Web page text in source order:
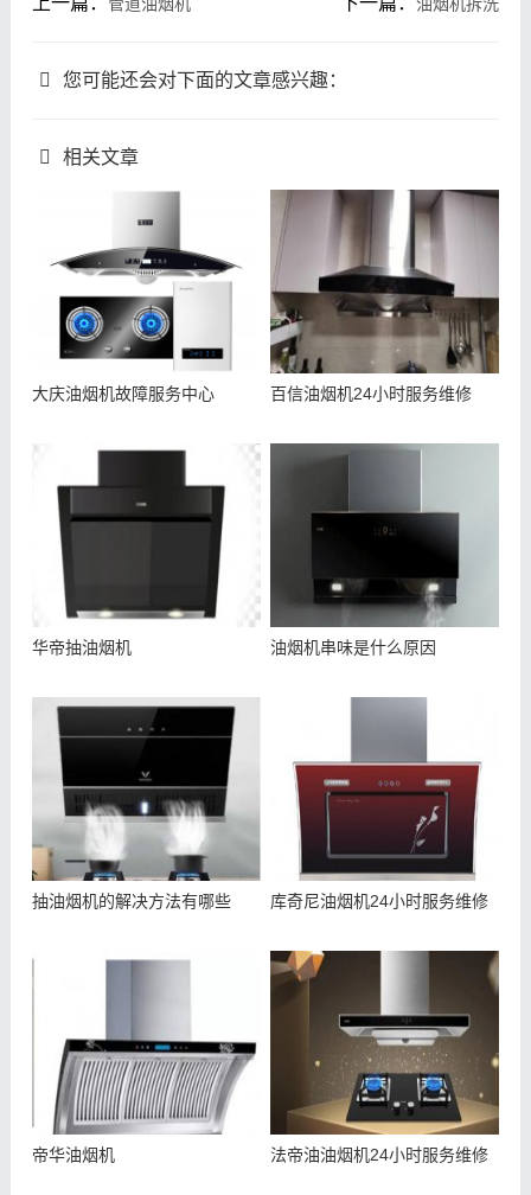
您可能还会对下面的文章感兴趣：
相关文章
大庆油烟机故障服务中心 百信油烟机24小时服务维修
华帝抽油烟机 油烟机串味是什么原因
抽油烟机的解决方法有哪些 库奇尼油烟机24小时服务维修
帝华油烟机 法帝油油烟机24小时服务维修